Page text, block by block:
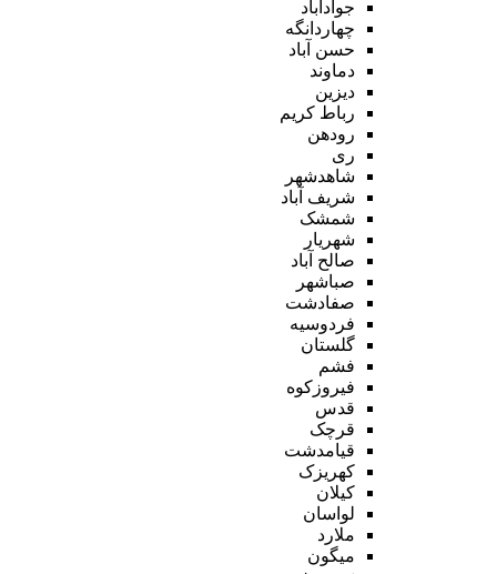
جوادآباد
چهاردانگه
حسن آباد
دماوند
دیزین
رباط کریم
رودهن
ری
شاهدشهر
شریف آباد
شمشک
شهریار
صالح آباد
صباشهر
صفادشت
فردوسیه
گلستان
فشم
فیروزکوه
قدس
قرچک
قیامدشت
کهریزک
کیلان
لواسان
ملارد
میگون